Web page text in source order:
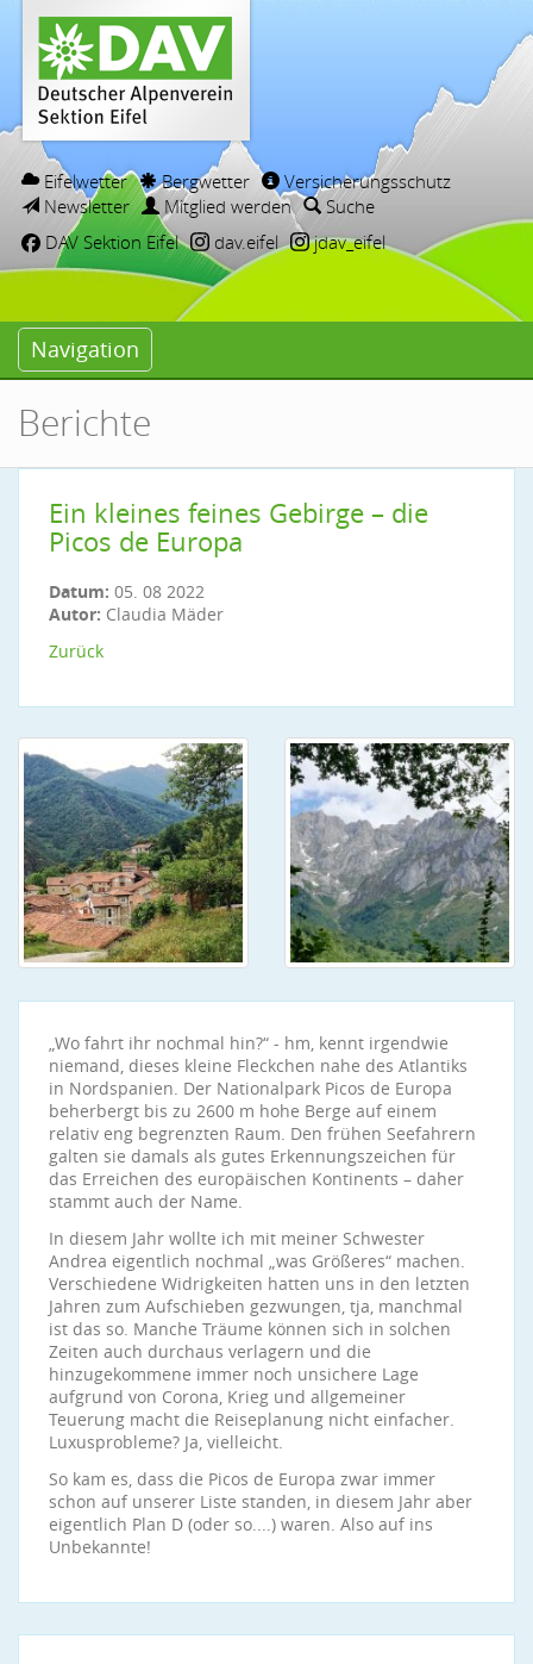
Eifelwetter Bergwetter
Versicherungsschutz
Newsletter
Mitglied werden
Suche
DAV Sektion Eifel
dav.eifel jdav_eifel
Navigation
Berichte
Ein kleines feines Gebirge – die
Picos de Europa
Datum: 05. 08 2022
Autor: Claudia Mäder
Zurück
„Wo fahrt ihr nochmal hin?“ - hm, kennt irgendwie
niemand, dieses kleine Fleckchen nahe des Atlantiks
in Nordspanien. Der Nationalpark Picos de Europa
beherbergt bis zu 2600 m hohe Berge auf einem
relativ eng begrenzten Raum. Den frühen Seefahrern
galten sie damals als gutes Erkennungszeichen für
das Erreichen des europäischen Kontinents – daher
stammt auch der Name.
In diesem Jahr wollte ich mit meiner Schwester
Andrea eigentlich nochmal „was Größeres“ machen.
Verschiedene Widrigkeiten hatten uns in den letzten
Jahren zum Aufschieben gezwungen, tja, manchmal
ist das so. Manche Träume können sich in solchen
Zeiten auch durchaus verlagern und die
hinzugekommene immer noch unsichere Lage
aufgrund von Corona, Krieg und allgemeiner
Teuerung macht die Reiseplanung nicht einfacher.
Luxusprobleme? Ja, vielleicht.
So kam es, dass die Picos de Europa zwar immer
schon auf unserer Liste standen, in diesem Jahr aber
eigentlich Plan D (oder so....) waren. Also auf ins
Unbekannte!